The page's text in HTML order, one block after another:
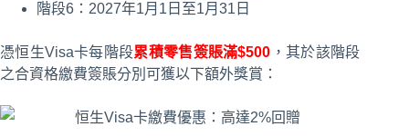
階段6：2027年1月1日至1月31日
憑恒生Visa卡每階段累積零售簽賬滿$500 ，其於該階段
之合資格繳費簽賬分別可獲以下額外獎賞：